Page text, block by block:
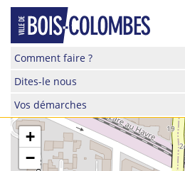
Skip
content
Site
de
la
de
Bois-
Colombes
Comment faire ?
Dites-le nous
Vos démarches
+
−